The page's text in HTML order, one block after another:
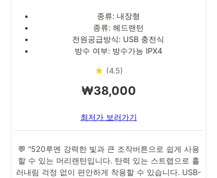
종류: 내장형
종류: 헤드랜턴
전원공급방식: USB 충전식
방수 여부: 방수가능 IPX4
★ (4.5)
₩38,000
최저가 보러가기
💬 "520루멘 강력한 빛과 큰 조작버튼으로 쉽게 사용
할 수 있는 머리랜턴입니다. 탄력 있는 스트랩으로 흘
러내림 걱정 없이 편안하게 착용할 수 있습니다. USB-